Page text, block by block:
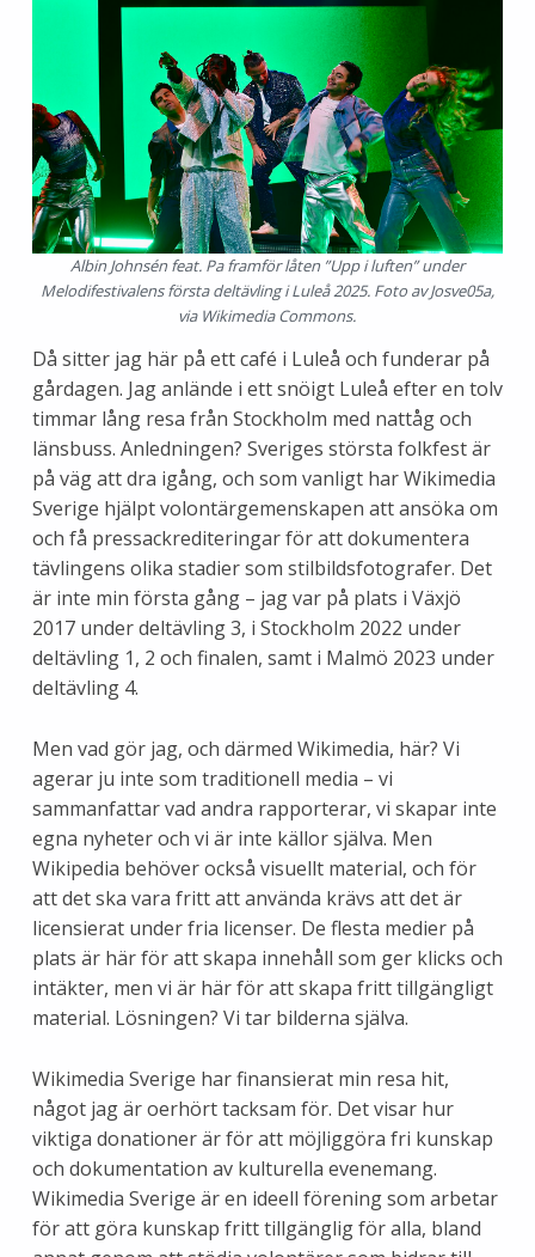
Albin Johnsén feat. Pa framför låten ”Upp i luften” under
Melodifestivalens första deltävling i Luleå 2025. Foto av Josve05a,
via Wikimedia Commons.
Då sitter jag här på ett café i Luleå och funderar på
gårdagen. Jag anlände i ett snöigt Luleå efter en tolv
timmar lång resa från Stockholm med nattåg och
länsbuss. Anledningen? Sveriges största folkfest är
på väg att dra igång, och som vanligt har Wikimedia
Sverige hjälpt volontärgemenskapen att ansöka om
och få pressackrediteringar för att dokumentera
tävlingens olika stadier som stilbildsfotografer. Det
är inte min första gång – jag var på plats i Växjö
2017 under deltävling 3, i Stockholm 2022 under
deltävling 1, 2 och finalen, samt i Malmö 2023 under
deltävling 4.
Men vad gör jag, och därmed Wikimedia, här? Vi
agerar ju inte som traditionell media – vi
sammanfattar vad andra rapporterar, vi skapar inte
egna nyheter och vi är inte källor själva. Men
Wikipedia behöver också visuellt material, och för
att det ska vara fritt att använda krävs att det är
licensierat under fria licenser. De flesta medier på
plats är här för att skapa innehåll som ger klicks och
intäkter, men vi är här för att skapa fritt tillgängligt
material. Lösningen? Vi tar bilderna själva.
Wikimedia Sverige har finansierat min resa hit,
något jag är oerhört tacksam för. Det visar hur
viktiga donationer är för att möjliggöra fri kunskap
och dokumentation av kulturella evenemang.
Wikimedia Sverige är en ideell förening som arbetar
för att göra kunskap fritt tillgänglig för alla, bland